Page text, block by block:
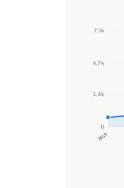
0
2,4 k
4,7 k
7,1 k
1968